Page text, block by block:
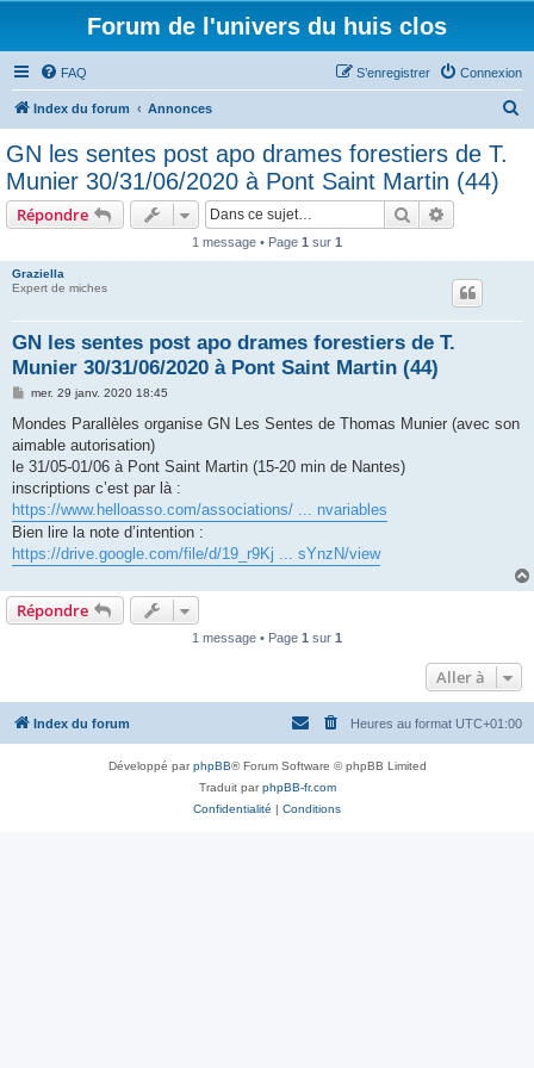
Forum de l'univers du huis clos
FAQ Connexion
S’enregistrer
Index du forum Annonces
GN les sentes post apo drames forestiers de T.
Munier 30/31/06/2020 à Pont Saint Martin (44)
Répondre Rechercher
1 message • Page 1 sur 1
Graziella
Expert de miches
GN les sentes post apo drames forestiers de T.
Munier 30/31/06/2020 à Pont Saint Martin (44)
M
s
a
g
mer. 29 janv. 2020 18:45
Mondes Parallèles organise GN Les Sentes de Thomas Munier (avec son
aimable autorisation)
le 31/05-01/06 à Pont Saint Martin (15-20 min de Nantes)
inscriptions c’est par là :
https://www.helloasso.com/associations/ ... nvariables
Bien lire la note d’intention :
https://drive.google.com/file/d/19_r9Kj ... sYnzN/view
Répondre
1 message • Page 1 sur 1
Aller à
Index du forum Heures au format UTC+01:00
Développé parphpBB® Forum Software © phpBB Limited
Traduit parphpBB-fr.com
Confidentialité | Conditions